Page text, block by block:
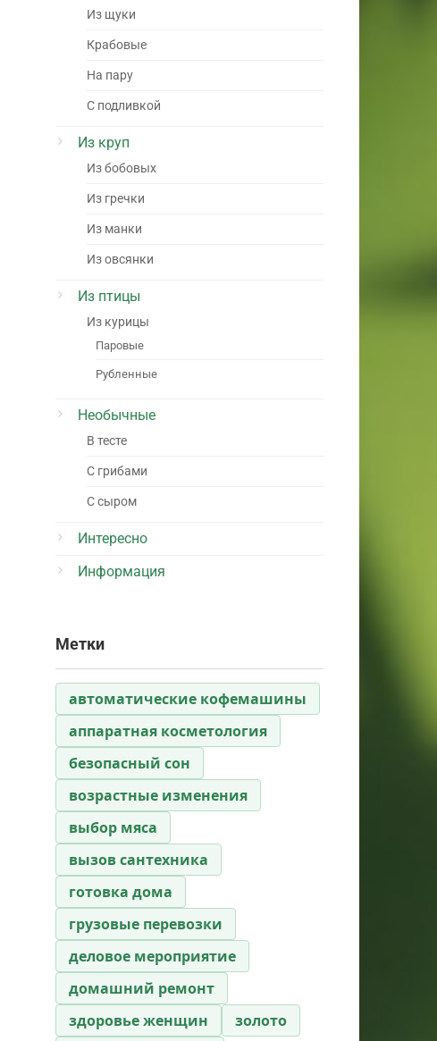
Из щуки
Крабовые
На пару
С подливкой
Из круп
Из бобовых
Из гречки
Из манки
Из овсянки
Из птицы
Из курицы
Паровые
Рубленные
Необычные
В тесте
С грибами
С сыром
Интересно
Информация
Метки
автоматические кофемашины
аппаратная косметология
безопасный сон
возрастные изменения
выбор мяса
вызов сантехника
готовка дома
грузовые перевозки
деловое мероприятие
домашний ремонт
здоровье женщин
золото